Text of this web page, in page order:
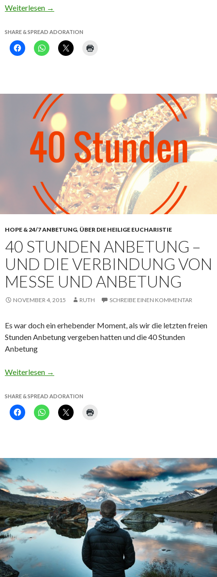
Weiterlesen →
SHARE & SPREAD ADORATION
HOPE & 24/7 ANBETUNG, ÜBER DIE HEILIGE EUCHARISTIE
40 STUNDEN ANBETUNG –
UND DIE VERBINDUNG VON
MESSE UND ANBETUNG
NOVEMBER 4, 2015 RUTH SCHREIBE EINEN KOMMENTAR
Es war doch ein erhebender Moment, als wir die letzten freien
Stunden Anbetung vergeben hatten und die 40 Stunden
Anbetung
Weiterlesen →
SHARE & SPREAD ADORATION